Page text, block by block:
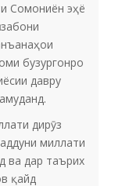
Сомониён эҳё
бузургонро
давру
дирӯз
миллати
ва дар таърих
қайд